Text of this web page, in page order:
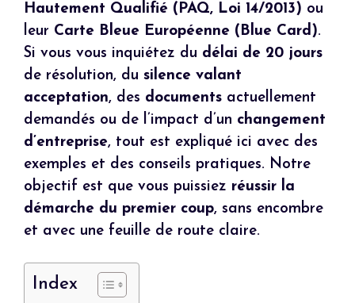
Hautement Qualifié (PAQ, Loi 14/2013) ou
leur Carte Bleue Européenne (Blue Card).
Si vous vous inquiétez du délai de 20 jours
de résolution, du silence valant
acceptation, des documents actuellement
demandés ou de l’impact d’un changement
d’entreprise, tout est expliqué ici avec des
exemples et des conseils pratiques. Notre
objectif est que vous puissiez réussir la
démarche du premier coup, sans encombre
et avec une feuille de route claire.
Index